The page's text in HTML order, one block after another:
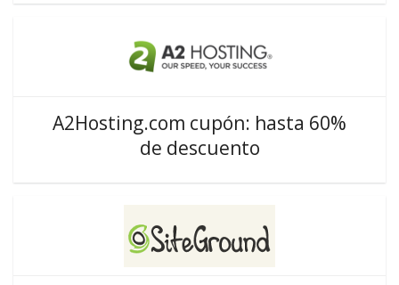
A2Hosting.com cupón: hasta 60%
de descuento